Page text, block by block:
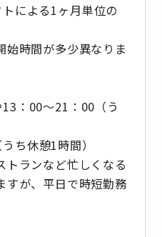
による1ヶ月単位の
時間が多少異なりま
：00～21：00（う
ち休憩1時間）
ランなど忙しくなる
すが、平日で時短勤務